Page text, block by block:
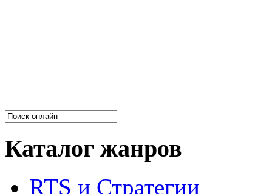
Каталог жанров
RTS и Стратегии